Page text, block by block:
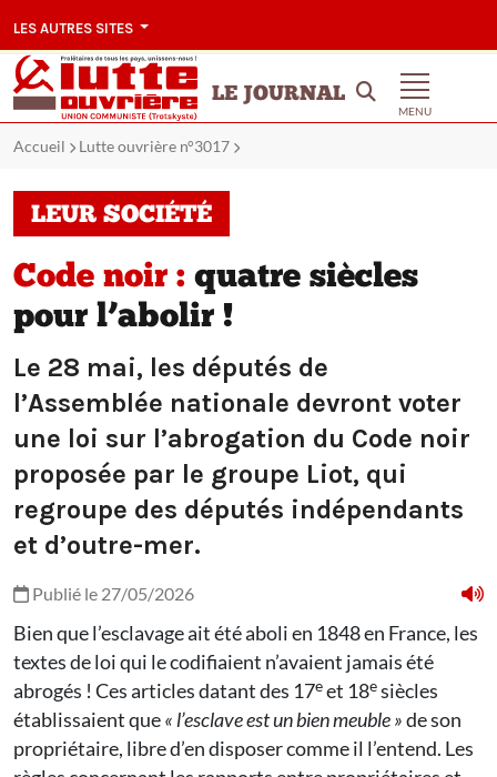
LES AUTRES SITES
LE JOURNAL
MENU
Accueil Lutte ouvrière n°3017
LEUR SOCIÉTÉ
Code noir : quatre siècles
pour l’abolir !
Le 28 mai, les députés de
l’Assemblée nationale devront voter
une loi sur l’abrogation du Code noir
proposée par le groupe Liot, qui
regroupe des députés indépendants
et d’outre-mer.
Publié le 27/05/2026
Bien que l’esclavage ait été aboli en 1848 en France, les
textes de loi qui le codifiaient n’avaient jamais été
abrogés ! Ces articles datant des 17eet 18esiècles
établissaient que« l’esclave est un bien meuble »de son
propriétaire, libre d’en disposer comme il l’entend. Les